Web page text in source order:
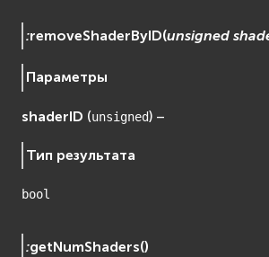
:removeShaderByID(unsigned
Параметры
shaderID (unsigned) –
Тип результата
bool
:getNumShaders()